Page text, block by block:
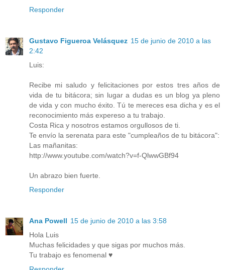
Responder
Gustavo Figueroa Velásquez 15 de junio de 2010 a las
2:42
Luis:
Recibe mi saludo y felicitaciones por estos tres años de
vida de tu bitácora; sin lugar a dudas es un blog ya pleno
de vida y con mucho éxito. Tú te mereces esa dicha y es el
reconocimiento más expereso a tu trabajo.
Costa Rica y nosotros estamos orgullosos de ti.
Te envío la serenata para este "cumpleaños de tu bitácora":
Las mañanitas:
http://www.youtube.com/watch?v=f-QlwwGBf94
Un abrazo bien fuerte.
Responder
Ana Powell 15 de junio de 2010 a las 3:58
Hola Luis
Muchas felicidades y que sigas por muchos más.
Tu trabajo es fenomenal ♥